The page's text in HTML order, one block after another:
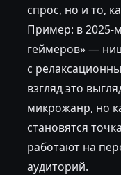
спрос, но и то,
Пример: в 2025-
геймеров» —
с
взгляд это
микрожанр, но
становятся
работают на
аудиторий.